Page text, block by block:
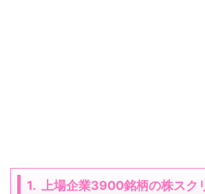
1. 上場企業3900銘柄の株スク